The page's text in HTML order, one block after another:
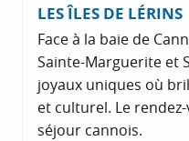
LES ÎLES DE LÉRINS
Face à la baie de
Sainte-Marguerite et
joyaux uniques où
et culturel. Le
séjour cannois.